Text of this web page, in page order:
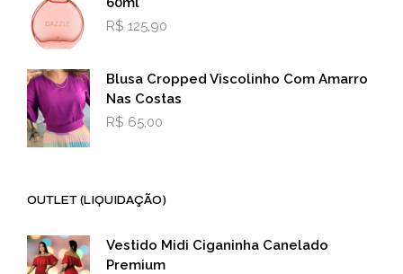
R$ 125,90
Blusa Cropped Viscolinho Com Amarro
Nas Costas
R$ 65,00
OUTLET (LIQUIDAÇÃO)
Vestido Midi Ciganinha Canelado
Premium